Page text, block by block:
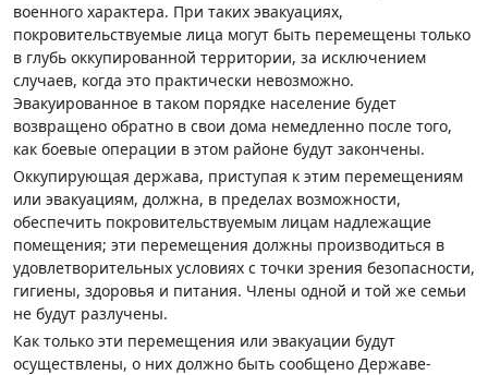
военного характера. При таких эвакуациях,
покровительствуемые лица могут быть перемещены только
в глубь оккупированной территории, за исключением
случаев, когда это практически невозможно.
Эвакуированное в таком порядке население будет
возвращено обратно в свои дома немедленно после того,
как боевые операции в этом районе будут закончены.
Оккупирующая держава, приступая к этим перемещениям
или эвакуациям, должна, в пределах возможности,
обеспечить покровительствуемым лицам надлежащие
помещения; эти перемещения должны производиться в
удовлетворительных условиях с точки зрения безопасности,
гигиены, здоровья и питания. Члены одной и той же семьи
не будут разлучены.
Как только эти перемещения или эвакуации будут
осуществлены, о них должно быть сообщено Державе-